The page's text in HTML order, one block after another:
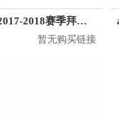
adidas 2017-2018赛季拜仁慕尼黑拖鞋
暂无购买链接